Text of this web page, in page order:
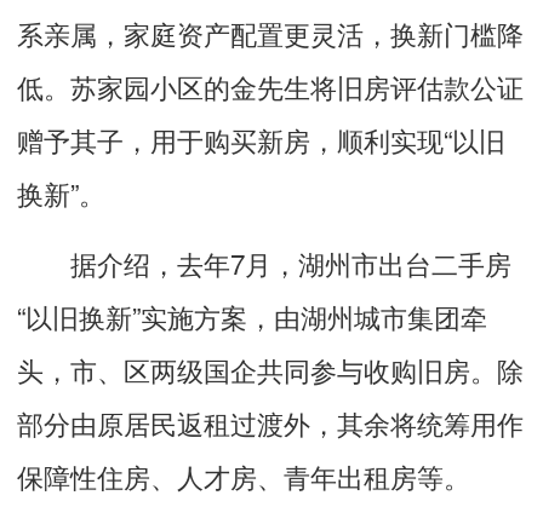
系亲属，家庭资产配置更灵活，换新门槛降
低。苏家园小区的金先生将旧房评估款公证
赠予其子，用于购买新房，顺利实现“以旧
换新”。
据介绍，去年7月，湖州市出台二手房
“以旧换新”实施方案，由湖州城市集团牵
头，市、区两级国企共同参与收购旧房。除
部分由原居民返租过渡外，其余将统筹用作
保障性住房、人才房、青年出租房等。